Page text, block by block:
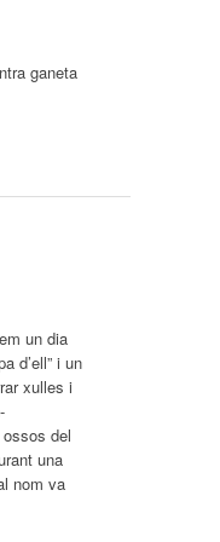
ganeta
un dia
d’ell” i un
xulles i
del
una
nom va